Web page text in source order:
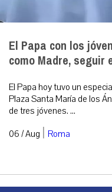
El Papa con los
como Madre, seguir
El Papa hoy tuvo un
Plaza Santa María de los
de tres jóvenes. ...
06 / Aug | Roma